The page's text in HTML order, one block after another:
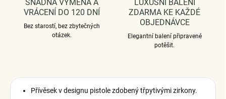
SNADNÁ VÝMĚNA A
VRÁCENÍ DO 120 DNÍ
Bez starostí, bez zbytečných
otázek.
LUXUSNÍ BALENÍ
ZDARMA KE KAŽDÉ
OBJEDNÁVCE
Elegantní balení připravené
potěšit.
Přívěsek v designu pistole zdobený třpytivými zirkony.